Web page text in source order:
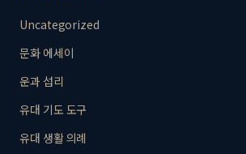
Uncategorized
문화 에세이
운과 섭리
유대 기도 도구
유대 생활 의례